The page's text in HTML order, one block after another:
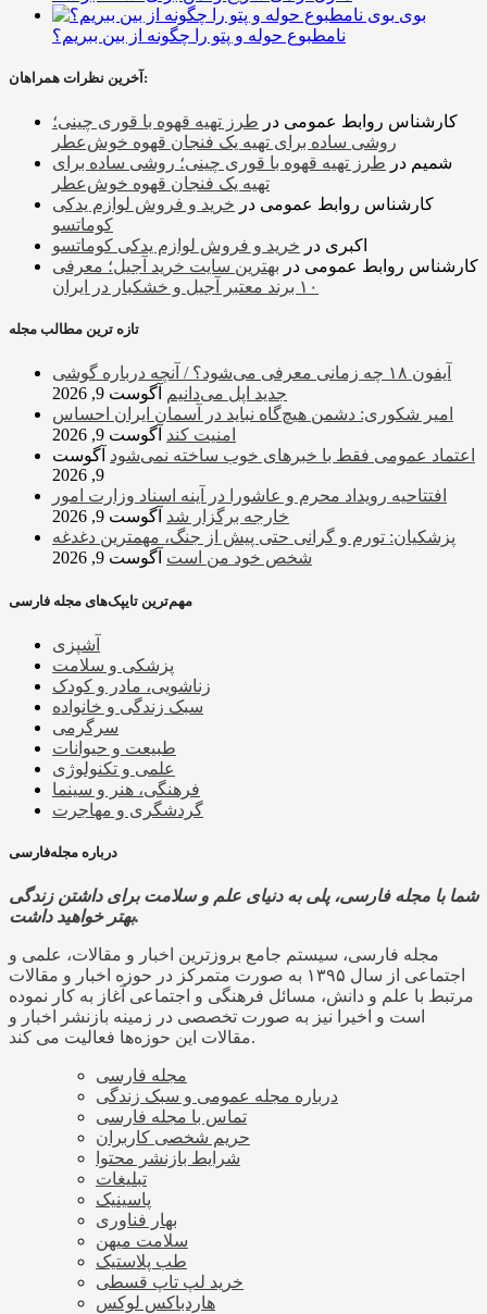
بوی
نامطبوع حوله و پتو را چگونه از بین ببریم؟
آخرین نظرات همراهان:
کارشناس روابط عمومی در طرز تهیه قهوه با قوری چینی؛
روشی ساده برای تهیه یک فنجان قهوه خوش‌عطر
شمیم در طرز تهیه قهوه با قوری چینی؛ روشی ساده برای
تهیه یک فنجان قهوه خوش‌عطر
کارشناس روابط عمومی در خرید و فروش لوازم یدکی
کوماتسو
اکبری در خرید و فروش لوازم یدکی کوماتسو
کارشناس روابط عمومی در بهترین سایت خرید آجیل؛ معرفی
۱۰ برند معتبر آجیل و خشکبار در ایران
تازه ترین مطالب مجله
آیفون ۱۸ چه زمانی معرفی می‌شود؟ / آنچه درباره گوشی
جدید اپل می‌دانیم آگوست 9, 2026
امیر شکوری: دشمن هیچ‌گاه نباید در آسمان ایران احساس
امنیت کند آگوست 9, 2026
اعتماد عمومی فقط با خبرهای خوب ساخته نمی‌شود آگوست
9, 2026
افتتاحیه رویداد محرم و عاشورا در آینه اسناد وزارت امور
خارجه برگزار شد آگوست 9, 2026
پزشکیان: تورم و گرانی حتی پیش از جنگ، مهمترین دغدغه
شخص خود من است آگوست 9, 2026
مهم‌ترین تایپک‌های مجله فارسی
آشپزی
پزشکی و سلامت
زناشویی، مادر و کودک
سبک زندگی و خانواده
سرگرمی
طبیعت و حیوانات
علمی و تکنولوژی
فرهنگی، هنر و سینما
گردشگری و مهاجرت
درباره مجله‌فارسی
شما با مجله فارسی، پلی به دنیای علم و سلامت برای داشتن زندگی
بهتر خواهید داشت.
مجله فارسی، سیستم جامع بروزترین اخبار و مقالات، علمی و
اجتماعی از سال ۱۳۹۵ به صورت متمرکز در حوزه اخبار و مقالات
مرتبط با علم و دانش، مسائل فرهنگی و اجتماعی آغاز به کار نموده
است و اخیرا نیز به صورت تخصصی در زمینه بازنشر اخبار و
مقالات این حوزه‌ها فعالیت می کند.
مجله فارسی
درباره مجله عمومی و سبک زندگی
تماس با مجله فارسی
حریم شخصی کاربران
شرایط بازنشر محتوا
تبلیغات
پاسینیک
بهار فناوری
سلامت میهن
طب پلاستیک
خرید لپ تاپ قسطی
هاردباکس لوکس